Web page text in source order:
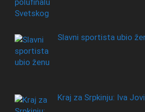
Slavni sportista ubio
Kraj za Srpkinju: Iva